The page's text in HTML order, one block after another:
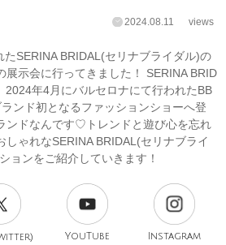
2024.08.11 views
SERINA BRIDAL(セリナブライダル)の
展示会に行ってきました！ SERINA BRID
2024年4月にバルセロナにて行われたBB
ンド初となるファッションショーへ登
ンドなんです♡トレンドと遊び心を忘れ
しゃれなSERINA BRIDAL(セリナブライ
ョンをご紹介していきます！
YouTube Instagram